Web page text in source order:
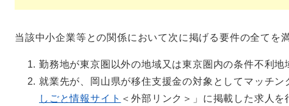
当該中小企業等との関係において次に掲げる要件の全てを
勤務地が東京圏以外の地域又は東京圏内の条件不利地
就業先が、岡山県が移住支援金の対象としてマッチン
しごと情報サイト ＜外部リンク＞
」に掲載した求人を